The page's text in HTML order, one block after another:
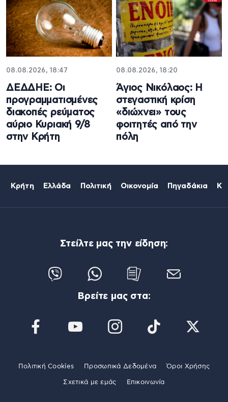
08.08.2026, 18:47
ΔΕΔΔΗΕ: Oι
προγραμματισμένες
διακοπές ρεύματος
αύριο Κυριακή 9/8
στην Κρήτη
08.08.2026, 18:20
Άγιος Νικόλαος: Η
στεγαστική κρίση
«διώχνει» τους
φοιτητές από την
πόλη
Κρήτη Ελλάδα Πολιτική Οικονομία Πηγαδάκια
Στείλτε μας την είδηση:
Βρείτε μας στα:
Πολιτική Cookies Προσωπικά Δεδομένα Όροι Χρήσης
Σχετικά με εμάς Επικοινωνία